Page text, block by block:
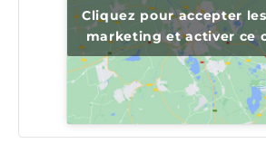
Cliquez pour accepter
marketing et activer ce